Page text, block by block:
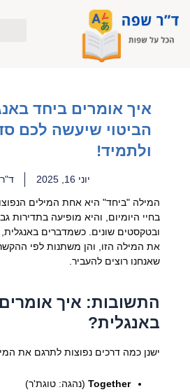
לתוכן
איך אומרים ביחד
הביטוי שיעשה לכם
ולתמיד!
יוני 16, 2025
המילה "ביחד" היא אחת המילים
בחיי היומיום, והיא מופיעה בתדירות
ובטקסטים שונים. כשמדברים
את המילה הזו, והן משתנות לפי
שאנחנו רוצים להעביר.
התשובות: איך
באנגלית?
ישנן כמה דרכים נפוצות לתרגם את
Together(נהגה: טוגת'ר)